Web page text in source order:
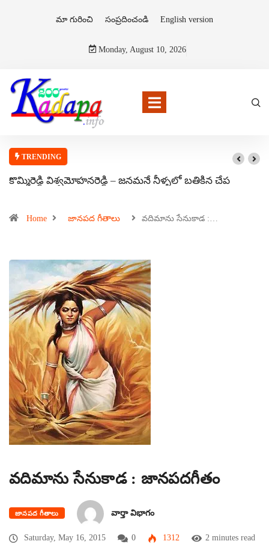
మా గురించి సంప్రదించండి English version
Monday, August 10, 2026
TRENDING
కొమ్మిరెడ్డి విశ్వమోహనరెడ్డి – జనమనే నీళ్ళలో బతికిన చేప
Home జానపద గీతాలు వదిమాను సేనుకాడ :…
వదిమాను సేనుకాడ : జానపదగీతం
జానపద గీతాలు వార్తా విభాగం
Saturday, May 16, 2015 0 1312 2 minutes read